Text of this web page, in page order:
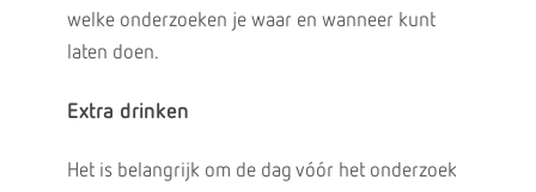
welke onderzoeken je waar en wanneer kunt
laten doen.
Extra drinken
Het is belangrijk om de dag vóór het onderzoek